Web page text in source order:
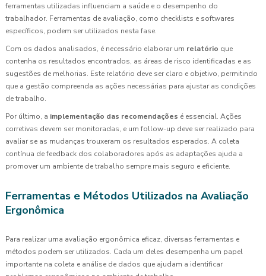
ferramentas utilizadas influenciam a saúde e o desempenho do
trabalhador. Ferramentas de avaliação, como checklists e softwares
específicos, podem ser utilizados nesta fase.
Com os dados analisados, é necessário elaborar um relatório que
contenha os resultados encontrados, as áreas de risco identificadas e as
sugestões de melhorias. Este relatório deve ser claro e objetivo, permitindo
que a gestão compreenda as ações necessárias para ajustar as condições
de trabalho.
Por último, a implementação das recomendações é essencial. Ações
corretivas devem ser monitoradas, e um follow-up deve ser realizado para
avaliar se as mudanças trouxeram os resultados esperados. A coleta
contínua de feedback dos colaboradores após as adaptações ajuda a
promover um ambiente de trabalho sempre mais seguro e eficiente.
Ferramentas e Métodos Utilizados na Avaliação
Ergonômica
Para realizar uma avaliação ergonômica eficaz, diversas ferramentas e
métodos podem ser utilizados. Cada um deles desempenha um papel
importante na coleta e análise de dados que ajudam a identificar